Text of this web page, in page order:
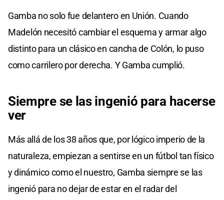
Gamba no solo fue delantero en Unión. Cuando
Madelón necesitó cambiar el esquema y armar algo
distinto para un clásico en cancha de Colón, lo puso
como carrilero por derecha. Y Gamba cumplió.
Siempre se las ingenió para hacerse
ver
Más allá de los 38 años que, por lógico imperio de la
naturaleza, empiezan a sentirse en un fútbol tan físico
y dinámico como el nuestro, Gamba siempre se las
ingenió para no dejar de estar en el radar del